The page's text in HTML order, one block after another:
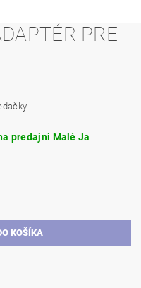
PRE
predajni Malé Ja